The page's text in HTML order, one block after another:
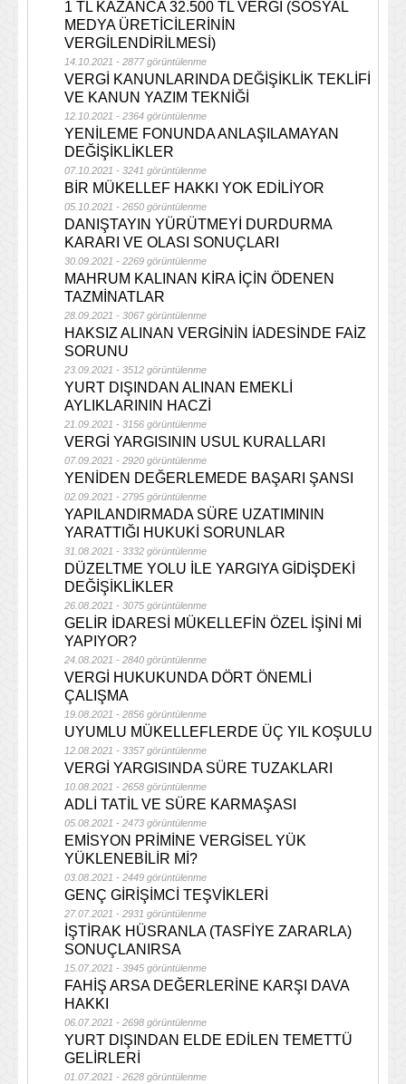
1 TL KAZANCA 32.500 TL VERGİ (SOSYAL
MEDYA ÜRETİCİLERİNİN
VERGİLENDİRİLMESİ)
14.10.2021 - 2877 görüntülenme
VERGİ KANUNLARINDA DEĞİŞİKLİK TEKLİFİ
VE KANUN YAZIM TEKNİĞİ
12.10.2021 - 2364 görüntülenme
YENİLEME FONUNDA ANLAŞILAMAYAN
DEĞİŞİKLİKLER
07.10.2021 - 3241 görüntülenme
BİR MÜKELLEF HAKKI YOK EDİLİYOR
05.10.2021 - 2650 görüntülenme
DANIŞTAYIN YÜRÜTMEYİ DURDURMA
KARARI VE OLASI SONUÇLARI
30.09.2021 - 2269 görüntülenme
MAHRUM KALINAN KİRA İÇİN ÖDENEN
TAZMİNATLAR
28.09.2021 - 3067 görüntülenme
HAKSIZ ALINAN VERGİNİN İADESİNDE FAİZ
SORUNU
23.09.2021 - 3512 görüntülenme
YURT DIŞINDAN ALINAN EMEKLİ
AYLIKLARININ HACZİ
21.09.2021 - 3156 görüntülenme
VERGİ YARGISININ USUL KURALLARI
07.09.2021 - 2920 görüntülenme
YENİDEN DEĞERLEMEDE BAŞARI ŞANSI
02.09.2021 - 2795 görüntülenme
YAPILANDIRMADA SÜRE UZATIMININ
YARATTIĞI HUKUKİ SORUNLAR
31.08.2021 - 3332 görüntülenme
DÜZELTME YOLU İLE YARGIYA GİDİŞDEKİ
DEĞİŞİKLİKLER
26.08.2021 - 3075 görüntülenme
GELİR İDARESİ MÜKELLEFİN ÖZEL İŞİNİ Mİ
YAPIYOR?
24.08.2021 - 2840 görüntülenme
VERGİ HUKUKUNDA DÖRT ÖNEMLİ
ÇALIŞMA
19.08.2021 - 2856 görüntülenme
UYUMLU MÜKELLEFLERDE ÜÇ YIL KOŞULU
12.08.2021 - 3357 görüntülenme
VERGİ YARGISINDA SÜRE TUZAKLARI
10.08.2021 - 2658 görüntülenme
ADLİ TATİL VE SÜRE KARMAŞASI
05.08.2021 - 2473 görüntülenme
EMİSYON PRİMİNE VERGİSEL YÜK
YÜKLENEBİLİR Mİ?
03.08.2021 - 2449 görüntülenme
GENÇ GİRİŞİMCİ TEŞVİKLERİ
27.07.2021 - 2931 görüntülenme
İŞTİRAK HÜSRANLA (TASFİYE ZARARLA)
SONUÇLANIRSA
15.07.2021 - 3945 görüntülenme
FAHİŞ ARSA DEĞERLERİNE KARŞI DAVA
HAKKI
06.07.2021 - 2698 görüntülenme
YURT DIŞINDAN ELDE EDİLEN TEMETTÜ
GELİRLERİ
01.07.2021 - 2628 görüntülenme